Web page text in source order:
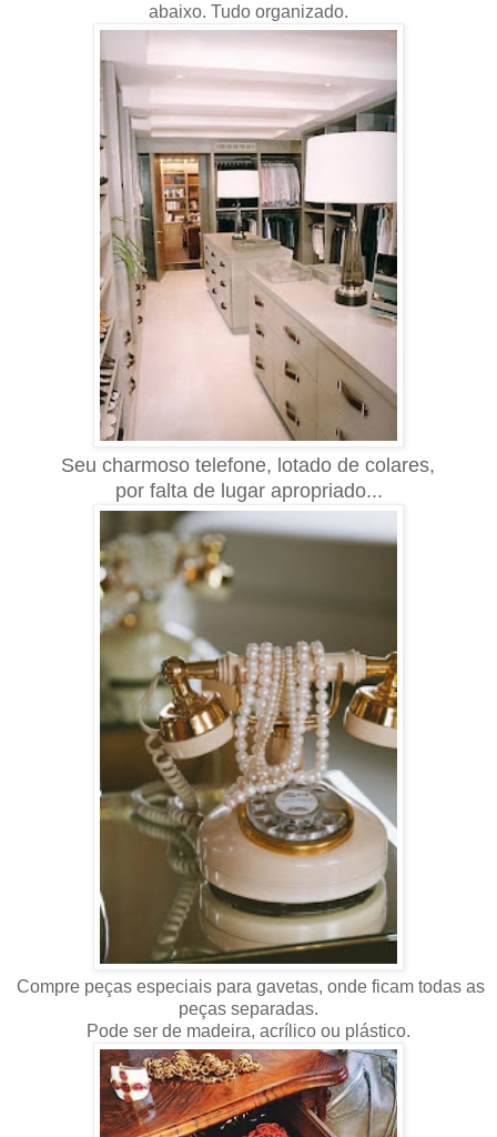
abaixo. Tudo organizado.
Seu charmoso telefone, lotado de colares,
por falta de lugar apropriado...
Compre peças especiais para gavetas, onde ficam todas as
peças separadas.
Pode ser de madeira, acrílico ou plástico.